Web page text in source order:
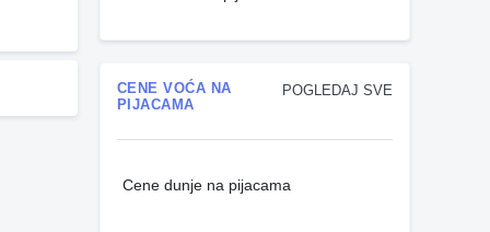
POGLEDAJ SVE
CENE VOĆA NA
PIJACAMA
Cene dunje na pijacama